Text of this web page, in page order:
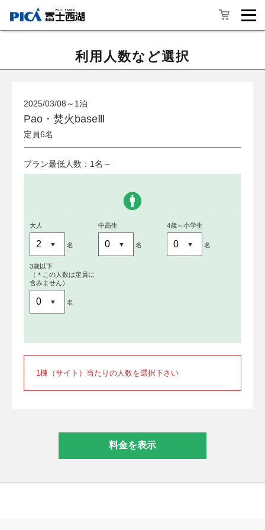
利用人数など選択
2025/03/08～1泊
Pao・焚火baseⅢ
定員6名
プラン最低人数：1名～
大人
名
中高生
名
4歳～小学生
名
3歳以下
（＊この人数は定員に
含みません）
名
1棟（サイト）当たりの人数を選択下さい
料金を表示